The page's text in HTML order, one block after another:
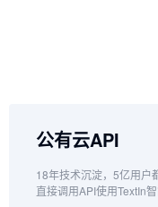
公有云API
18年技术沉淀，5亿用户
直接调用API使用TextIn